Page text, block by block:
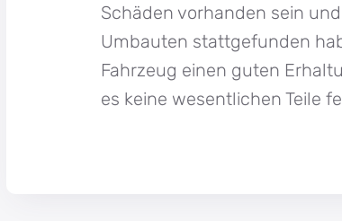
Schäden vorhanden sein
Umbauten stattgefunden
Fahrzeug einen guten
es keine wesentlichen Teile